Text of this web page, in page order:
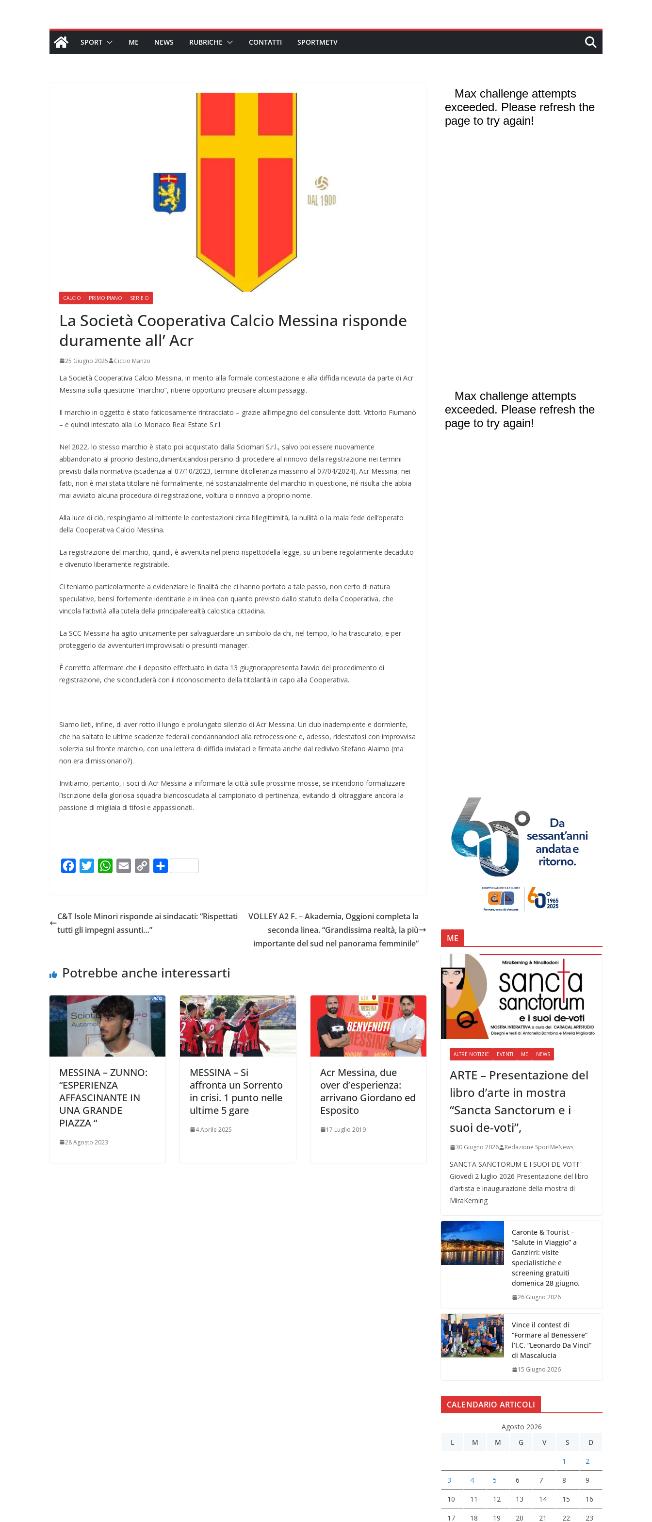
SPORT ME NEWS RUBRICHE CONTATTI SPORTMETV
CALCIO PRIMO PIANO SERIE D
La Società Cooperativa Calcio Messina risponde
duramente all’ Acr
25 Giugno 2025 Ciccio Manzo
La Società Cooperativa Calcio Messina, in merito alla formale contestazione e alla diffida ricevuta da parte di Acr
Messina sulla questione “marchio”, ritiene opportuno precisare alcuni passaggi.
Il marchio in oggetto è stato faticosamente rintracciato – grazie all’impegno del consulente dott. Vittorio Fiumanò
– e quindi intestato alla Lo Monaco Real Estate S.r.l.
Nel 2022, lo stesso marchio è stato poi acquistato dalla Sciomari S.r.l., salvo poi essere nuovamente
abbandonato al proprio destino,dimenticandosi persino di procedere al rinnovo della registrazione nei termini
previsti dalla normativa (scadenza al 07/10/2023, termine ditolleranza massimo al 07/04/2024). Acr Messina, nei
fatti, non è mai stata titolare né formalmente, né sostanzialmente del marchio in questione, né risulta che abbia
mai avviato alcuna procedura di registrazione, voltura o rinnovo a proprio nome.
Alla luce di ciò, respingiamo al mittente le contestazioni circa l’illegittimità, la nullità o la mala fede dell’operato
della Cooperativa Calcio Messina.
La registrazione del marchio, quindi, è avvenuta nel pieno rispettodella legge, su un bene regolarmente decaduto
e divenuto liberamente registrabile.
Ci teniamo particolarmente a evidenziare le finalità che ci hanno portato a tale passo, non certo di natura
speculative, bensì fortemente identitarie e in linea con quanto previsto dallo statuto della Cooperativa, che
vincola l’attività alla tutela della principalerealtà calcistica cittadina.
La SCC Messina ha agito unicamente per salvaguardare un simbolo da chi, nel tempo, lo ha trascurato, e per
proteggerlo da avventurieri improvvisati o presunti manager.
È corretto affermare che il deposito effettuato in data 13 giugnorappresenta l’avvio del procedimento di
registrazione, che siconcluderà con il riconoscimento della titolarità in capo alla Cooperativa.
Siamo lieti, infine, di aver rotto il lungo e prolungato silenzio di Acr Messina. Un club inadempiente e dormiente,
che ha saltato le ultime scadenze federali condannandoci alla retrocessione e, adesso, ridestatosi con improvvisa
solerzia sul fronte marchio, con una lettera di diffida inviataci e firmata anche dal redivivo Stefano Alaimo (ma
non era dimissionario?).
Invitiamo, pertanto, i soci di Acr Messina a informare la città sulle prossime mosse, se intendono formalizzare
l’iscrizione della gloriosa squadra biancoscudata al campionato di pertinenza, evitando di oltraggiare ancora la
passione di migliaia di tifosi e appassionati.
b
k
W
C
C&T Isole Minori risponde ai sindacati: “Rispettati
tutti gli impegni assunti…”
VOLLEY A2 F. – Akademia, Oggioni completa la
seconda linea. “Grandissima realtà, la più
importante del sud nel panorama femminile”
Potrebbe anche interessarti
MESSINA – ZUNNO:
“ESPERIENZA
AFFASCINANTE IN
UNA GRANDE
PIAZZA “
28 Agosto 2023
MESSINA – Si
affronta un Sorrento
in crisi. 1 punto nelle
ultime 5 gare
4 Aprile 2025
Acr Messina, due
over d’esperienza:
arrivano Giordano ed
Esposito
17 Luglio 2019
ME
ALTRE NOTIZIE EVENTI ME NEWS
ARTE – Presentazione del
libro d’arte in mostra
“Sancta Sanctorum e i
suoi de-voti”,
30 Giugno 2026 Redazione SportMeNews
SANCTA SANCTORUM E I SUOI DE-VOTI”
Giovedì 2 luglio 2026 Presentazione del libro
d’artista e inaugurazione della mostra di
MiraKerning
Caronte & Tourist –
“Salute in Viaggio” a
Ganzirri: visite
specialistiche e
screening gratuiti
domenica 28 giugno.
26 Giugno 2026
Vince il contest di
“Formare al Benessere”
l’I.C. “Leonardo Da Vinci”
di Mascalucia
15 Giugno 2026
CALENDARIO ARTICOLI
Agosto 2026
L
M M G V S D
1 2
3 4 5 6 7 8 9
10 11 12 13 14 15 16
17 18 19 20 21 22 23